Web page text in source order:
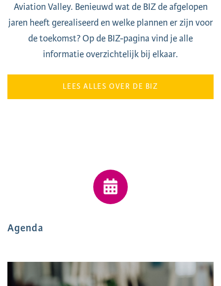
Aviation Valley. Benieuwd wat de BIZ de afgelopen
jaren heeft gerealiseerd en welke plannen er zijn voor
de toekomst? Op de BIZ-pagina vind je alle
informatie overzichtelijk bij elkaar.
LEES ALLES OVER DE BIZ
Agenda